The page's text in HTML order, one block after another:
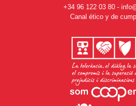
+34 96 122 03 80 -
Canal ético y de